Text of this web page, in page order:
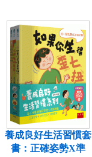
養成良好生活習慣套
書：正確姿勢X準